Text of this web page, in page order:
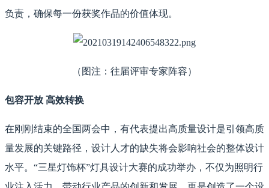
负责，确保每一份获奖作品的价值体现。
（图注：往届评审专家阵容）
包容开放 高效转换
在刚刚结束的全国两会中，有代表提出高质量设计是引领高质
量发展的关键路径，设计人才的缺失将会影响社会的整体设计
水平。“三星灯饰杯”灯具设计大赛的成功举办，不仅为照明行